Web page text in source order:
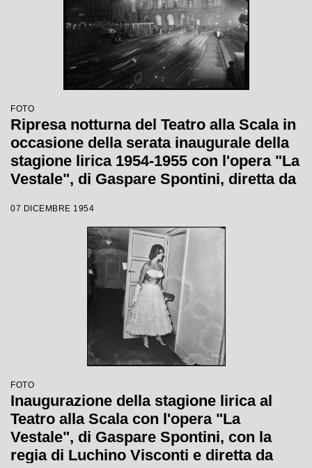
FOTO
Ripresa notturna del Teatro alla Scala in
occasione della serata inaugurale della
stagione lirica 1954-1955 con l'opera "La
Vestale", di Gaspare Spontini, diretta da
Visconti
07 DICEMBRE 1954
FOTO
Inaugurazione della stagione lirica al
Teatro alla Scala con l'opera "La
Vestale", di Gaspare Spontini, con la
regia di Luchino Visconti e diretta da